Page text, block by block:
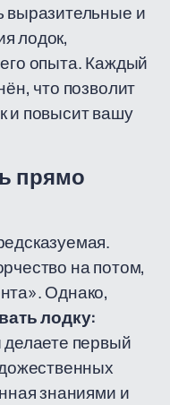
выразительные и
лодок,
опыта. Каждый
что позволит
и повысит вашу
прямо
на потом,
Однако,
лодку:
первый
знаниями и